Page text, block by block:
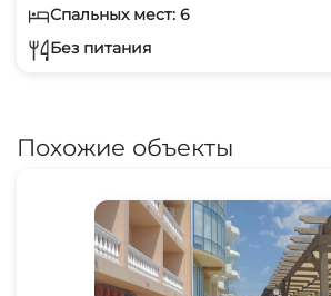
Спальных мест: 6
Без питания
Похожие объекты